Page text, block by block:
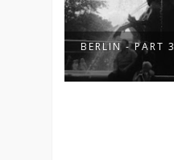
BERLIN - PART 3